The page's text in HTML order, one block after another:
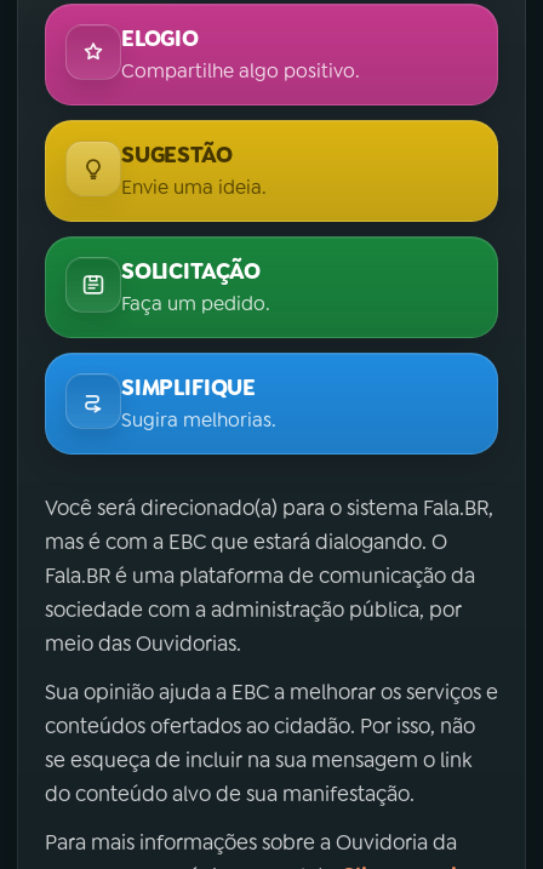
ELOGIO
Compartilhe algo positivo.
SUGESTÃO
Envie uma ideia.
SOLICITAÇÃO
Faça um pedido.
SIMPLIFIQUE
Sugira melhorias.
Você será direcionado(a) para o sistema Fala.BR,
mas é com a EBC que estará dialogando. O
Fala.BR é uma plataforma de comunicação da
sociedade com a administração pública, por
meio das Ouvidorias.
Sua opinião ajuda a EBC a melhorar os serviços e
conteúdos ofertados ao cidadão. Por isso, não
se esqueça de incluir na sua mensagem o link
do conteúdo alvo de sua manifestação.
Para mais informações sobre a Ouvidoria da